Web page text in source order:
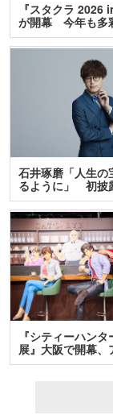
『スタクラ 2026
が開幕 今年も多
テ…
石井琢磨「人生の
るように」 初披
ア…
『シティーハン
展』大阪で開幕、
＆…